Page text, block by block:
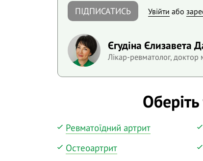
ПІДПИСАТИСЬ Увійти або
Єгудіна Єлизавета
Лікар-ревматолог,
Ревматоїдний артрит
Остеоартрит